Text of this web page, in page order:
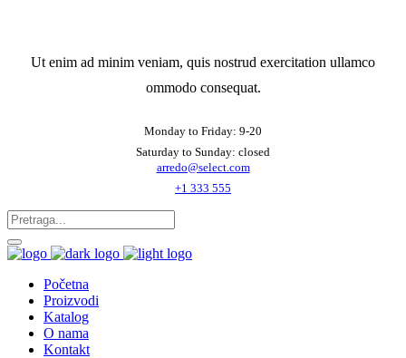
Ut enim ad minim veniam, quis nostrud exercitation ullamco
ommodo consequat.
Monday to Friday: 9-20
Saturday to Sunday: closed
arredo@select.com
+1 333 555
Početna
Proizvodi
Katalog
O nama
Kontakt